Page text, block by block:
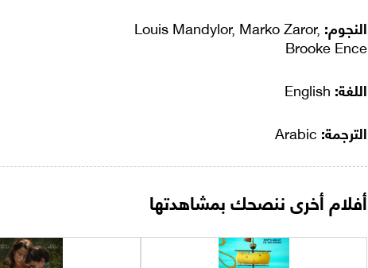
النجوم: Louis Mandylor, Marko Zaror,
Brooke Ence
اللغة:
الترجمة:
أفلام أخرى ننصحك بمشاهدتها